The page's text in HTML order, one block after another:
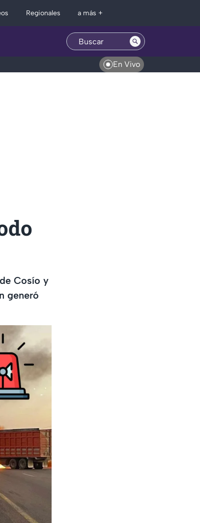
Regionales a más +
En Vivo
Cosío y
generó